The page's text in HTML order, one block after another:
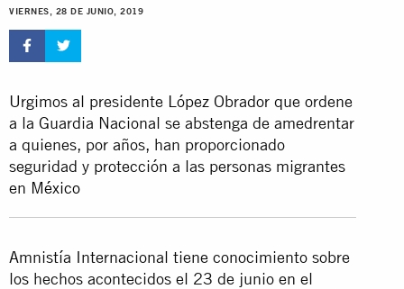
VIERNES, 28 DE JUNIO, 2019
Urgimos al presidente López Obrador que ordene
a la Guardia Nacional se abstenga de amedrentar
a quienes, por años, han proporcionado
seguridad y protección a las personas migrantes
en México
Amnistía Internacional tiene conocimiento sobre
los hechos acontecidos el 23 de junio en el